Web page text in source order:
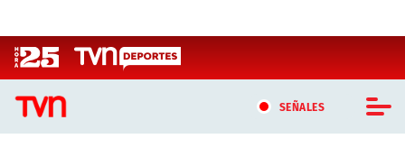
SEÑALES